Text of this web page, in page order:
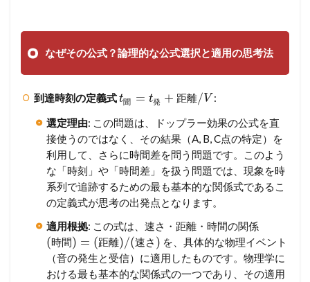
なぜその公式？論理的な公式選択と適用の思考法
到達時刻の定義式t聞 = t発 + 距離/V :
選定理由: この問題は、ドップラー効果の公式を直
接使うのではなく、その結果（A, B, C点の特定）を
利用して、さらに時間差を問う問題です。このよう
な「時刻」や「時間差」を扱う問題では、現象を時
系列で追跡するための最も基本的な関係式であるこ
の定義式が思考の出発点となります。
適用根拠: この式は、速さ・距離・時間の関係
(時間) = (距離)/(速さ ) を、具体的な物理イベント
（音の発生と受信）に適用したものです。物理学に
おける最も基本的な関係式の一つであり、その適用